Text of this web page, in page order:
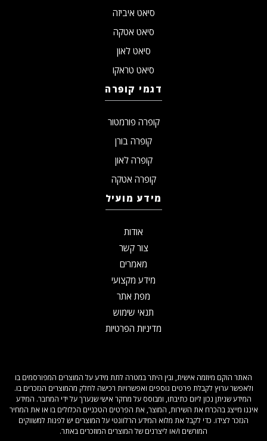
סיאט איביזה
סיאט אטקה
סיאט לאון
סיאט טראקו
דגמי קופרה
קופרה פורמטור
קופרה בורן
קופרה לאון
קופרה אטקה
מידע מועיל
אודות
צור קשר
מאמרים
מידע מקצועי
מפת אתר
תנאי שימוש
מדיניות הפרטיות
האתר הוקם מיוזמה אישית, ובין היתר במטרה לתת מידע על המוצרים המפורסמים בו
ולאפשר ערוץ לקבלת פרטים נוספים ואפשרויות רכישה לחלק מהמוצרים הנזכרים בו.
המידע שניתן נכון ליום כתיבתו, ומבוסס על מחקר אישי שנערך על ידי המחבר. המידע
איננו מייצג בהכרח את השירות, המוצר, את הפרטים הטכניים הכלולים בו או את המחיר
הנזכר לצידו. כדי לקבל את מלוא המידע הרלוונטי על המוצרים יש לפנות למשווקים
המורשים ו/או ליצרנים של המוצרים המוזכרים באתר.